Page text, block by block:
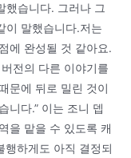
했습니다. 그러나 그
이 말했습니다.저는
에 완성될 것 같아요.
전의 다른 이야기를
문에 뒤로 밀린 것이
니다.” 이는 조니 뎁
을 맡을 수 있도록 캐
하게도 아직 결정되